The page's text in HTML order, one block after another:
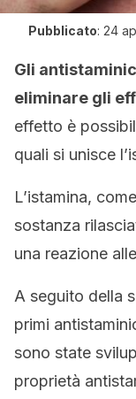
Pubblicato: 24
Gli
eliminare gli
effetto è
quali si unisce
L’istamina,
sostanza
una reazione
A seguito della
primi
sono state
proprietà